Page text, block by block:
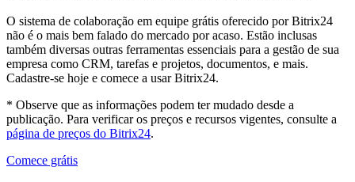
O sistema de colaboração em equipe grátis oferecido por Bitrix24
não é o mais bem falado do mercado por acaso. Estão inclusas
também diversas outras ferramentas essenciais para a gestão de sua
empresa como CRM, tarefas e projetos, documentos, e mais.
Cadastre-se hoje e comece a usar Bitrix24.
* Observe que as informações podem ter mudado desde a
publicação. Para verificar os preços e recursos vigentes, consulte a
página de preços do Bitrix24.
Comece grátis